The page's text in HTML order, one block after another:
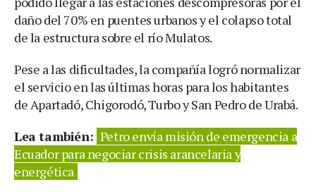
daño del 70% en puentes urbanos y el colapso total
de la estructura sobre el río Mulatos.
Pese a las dificultades, la compañía logró normalizar
el servicio en las últimas horas para los habitantes
de Apartadó, Chigorodó, Turbo y San Pedro de Urabá.
Lea también: Petro envía misión de emergencia a
Ecuador para negociar crisis arancelaria y
energética